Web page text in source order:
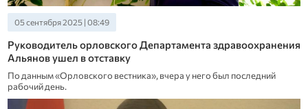
05 сентября 2025 | 08:49
Руководитель орловского Департамента здравоохранения
Альянов ушел в отставку
По данным «Орловского вестника», вчера у него был последний
рабочий день.